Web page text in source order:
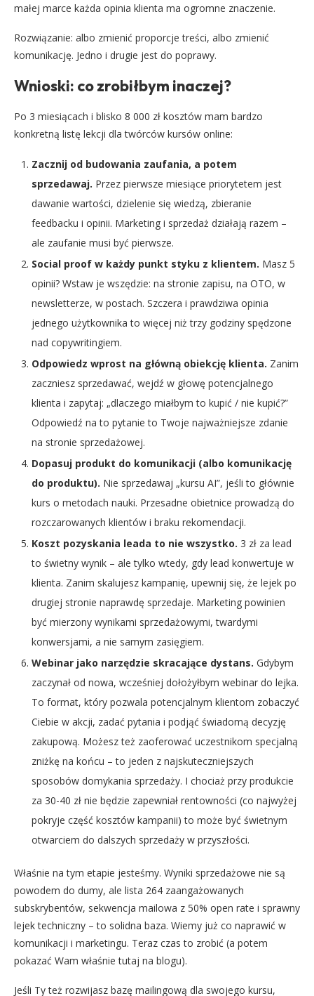
małej marce każda opinia klienta ma ogromne znaczenie.
Rozwiązanie: albo zmienić proporcje treści, albo zmienić
komunikację. Jedno i drugie jest do poprawy.
Wnioski: co zrobiłbym inaczej?
Po 3 miesiącach i blisko 8 000 zł kosztów mam bardzo
konkretną listę lekcji dla twórców kursów online:
Zacznij od budowania zaufania, a potem
sprzedawaj. Przez pierwsze miesiące priorytetem jest
dawanie wartości, dzielenie się wiedzą, zbieranie
feedbacku i opinii. Marketing i sprzedaż działają razem –
ale zaufanie musi być pierwsze.
Social proof w każdy punkt styku z klientem. Masz 5
opinii? Wstaw je wszędzie: na stronie zapisu, na OTO, w
newsletterze, w postach. Szczera i prawdziwa opinia
jednego użytkownika to więcej niż trzy godziny spędzone
nad copywritingiem.
Odpowiedz wprost na główną obiekcję klienta. Zanim
zaczniesz sprzedawać, wejdź w głowę potencjalnego
klienta i zapytaj: „dlaczego miałbym to kupić / nie kupić?”
Odpowiedź na to pytanie to Twoje najważniejsze zdanie
na stronie sprzedażowej.
Dopasuj produkt do komunikacji (albo komunikację
do produktu). Nie sprzedawaj „kursu AI”, jeśli to głównie
kurs o metodach nauki. Przesadne obietnice prowadzą do
rozczarowanych klientów i braku rekomendacji.
Koszt pozyskania leada to nie wszystko. 3 zł za lead
to świetny wynik – ale tylko wtedy, gdy lead konwertuje w
klienta. Zanim skalujesz kampanię, upewnij się, że lejek po
drugiej stronie naprawdę sprzedaje. Marketing powinien
być mierzony wynikami sprzedażowymi, twardymi
konwersjami, a nie samym zasięgiem.
Webinar jako narzędzie skracające dystans. Gdybym
zaczynał od nowa, wcześniej dołożyłbym webinar do lejka.
To format, który pozwala potencjalnym klientom zobaczyć
Ciebie w akcji, zadać pytania i podjąć świadomą decyzję
zakupową. Możesz też zaoferować uczestnikom specjalną
zniżkę na końcu – to jeden z najskuteczniejszych
sposobów domykania sprzedaży. I chociaż przy produkcie
za 30-40 zł nie będzie zapewniał rentowności (co najwyżej
pokryje część kosztów kampanii) to może być świetnym
otwarciem do dalszych sprzedaży w przyszłości.
Właśnie na tym etapie jesteśmy. Wyniki sprzedażowe nie są
powodem do dumy, ale lista 264 zaangażowanych
subskrybentów, sekwencja mailowa z 50% open rate i sprawny
lejek techniczny – to solidna baza. Wiemy już co naprawić w
komunikacji i marketingu. Teraz czas to zrobić (a potem
pokazać Wam właśnie tutaj na blogu).
Jeśli Ty też rozwijasz bazę mailingową dla swojego kursu,